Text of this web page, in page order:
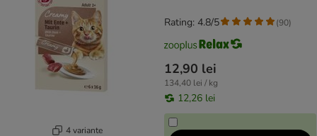
4 variante
12,90 lei
134,40 lei / kg
12,26 lei
Rating: 4.8/5 (90)